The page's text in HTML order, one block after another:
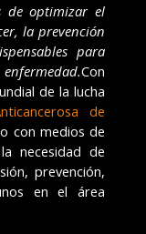
de optimizar el
la prevención
para
Con
de la lucha
de
con medios de
necesidad de
prevención,
en el área